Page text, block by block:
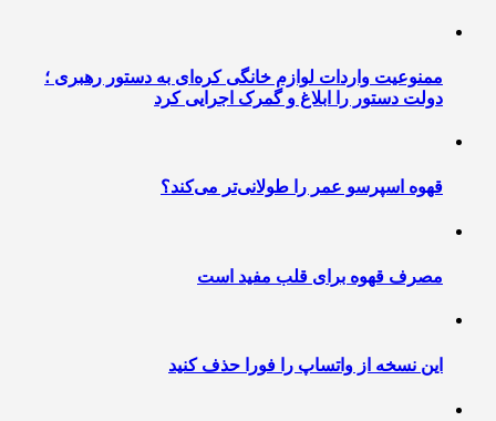
ممنوعیت واردات لوازم خانگی کره‌ای به دستور رهبری ؛
دولت دستور را ابلاغ و گمرک اجرایی کرد
قهوه اسپرسو عمر را طولانی‌تر می‌کند؟
مصرف قهوه برای قلب مفید است
این نسخه از واتساپ را فورا حذف کنید